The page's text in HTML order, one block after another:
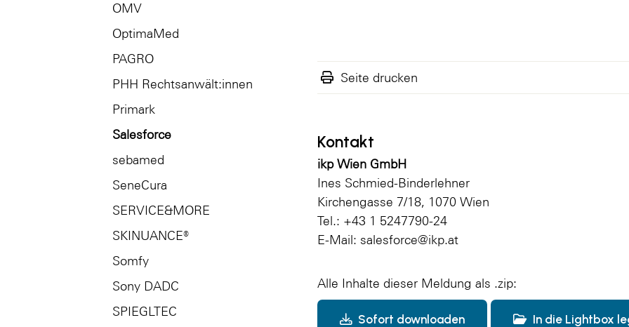
OMV
OptimaMed
PAGRO
PHH Rechtsanwält:innen
Primark
Salesforce
sebamed
SeneCura
SERVICE&MORE
SKINUANCE®
Somfy
Sony DADC
SPIEGLTEC
Seite drucken
Kontakt
ikp Wien GmbH
Ines Schmied-Binderlehner
Kirchengasse 7/18, 1070 Wien
Tel.: +43 1 5247790-24
E-Mail: salesforce@ikp.at
Alle Inhalte dieser Meldung als .zip:
Sofort downloaden In die Lightbox